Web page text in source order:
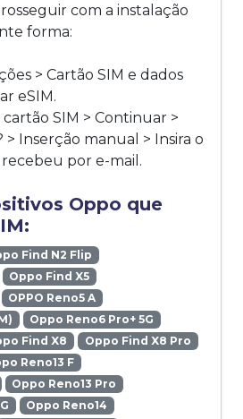
com a instalação
forma:
> Cartão SIM e dados
eSIM.
SIM > Continuar >
> Inserção manual > Insira o
por e-mail.
Oppo que
Find N2 Flip
Oppo Find X5
OPPO Reno5 A
Oppo Reno6 Pro+ 5G
Find X8
Oppo Find X8 Pro
Reno13 F
Oppo Reno13 Pro
Oppo Reno14